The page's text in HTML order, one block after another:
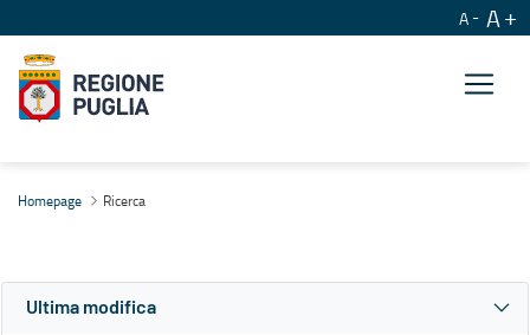
A A
Homepage Ricerca
Ultima modifica